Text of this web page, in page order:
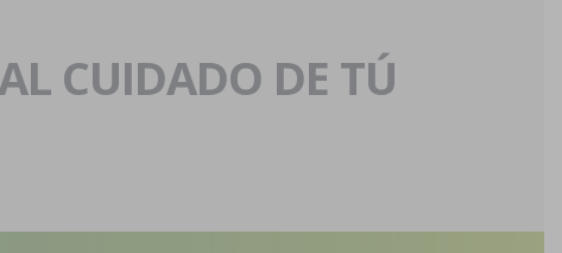
CUIDADO DE TÚ